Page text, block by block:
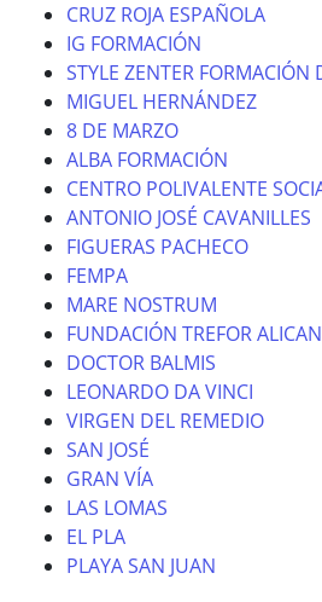
CRUZ ROJA ESPAÑOLA
IG FORMACIÓN
STYLE ZENTER FORMACIÓN
MIGUEL HERNÁNDEZ
8 DE MARZO
ALBA FORMACIÓN
CENTRO POLIVALENTE
ANTONIO JOSÉ CAVANILLES
FIGUERAS PACHECO
FEMPA
MARE NOSTRUM
FUNDACIÓN TREFOR
DOCTOR BALMIS
LEONARDO DA VINCI
VIRGEN DEL REMEDIO
SAN JOSÉ
GRAN VÍA
LAS LOMAS
EL PLA
PLAYA SAN JUAN